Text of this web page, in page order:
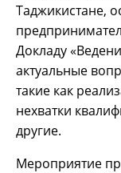
Таджикистане,
Докладу
актуальные
такие как
нехватки
другие.
Мероприятие